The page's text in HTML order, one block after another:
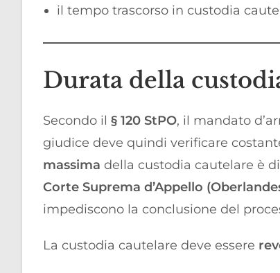
il tempo trascorso in custodia
Durata della
Secondo il § 120 StPO, il mandato
giudice deve quindi verificare
massima della custodia cautelare è di
Corte Suprema d’Appello
impediscono la conclusione del
La custodia cautelare deve essere